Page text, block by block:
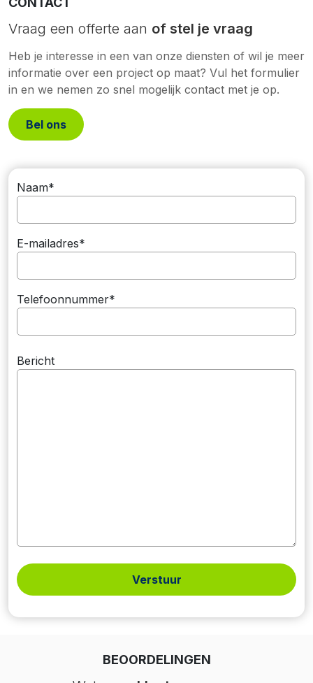
Vraag een offerte aan of stel je vraag
Heb je interesse in een van onze diensten of wil je meer
informatie over een project op maat? Vul het formulier
in en we nemen zo snel mogelijk contact met je op.
Bel ons
Naam*
E-mailadres*
Telefoonnummer*
Bericht
Verstuur
BEOORDELINGEN